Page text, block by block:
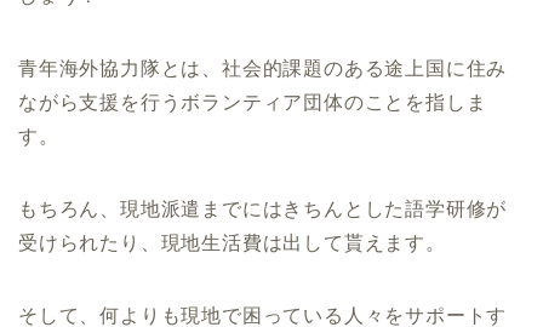
青年海外協力隊とは、社会的課題のある途上国に住み
ながら支援を行うボランティア団体のことを指しま
す。
もちろん、現地派遣までにはきちんとした語学研修が
受けられたり、現地生活費は出して貰えます。
そして、何よりも現地で困っている人々をサポートす